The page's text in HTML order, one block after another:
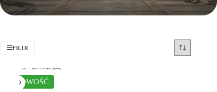
FILTR
NOWOŚĆ